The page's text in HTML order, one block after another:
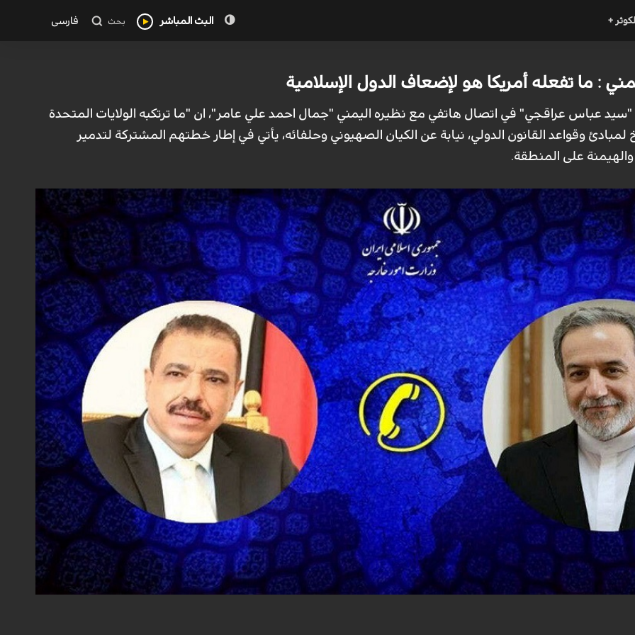
الكوثر + البث المباشر بحث فارسی
: ما تفعله أمريكا هو لإضعاف الدول الإسلامية
"سيد عباس عراقجي" في اتصال هاتفي مع نظيره اليمني "جمال احمد علي عامر"، ان "ما ترتكبه الولايات المتحدة
لمبادئ وقواعد القانون الدولي، نيابة عن الكيان الصهيوني وحلفائه، يأتي في إطار خطتهم المشتركة لتدمير
على المنطقة.